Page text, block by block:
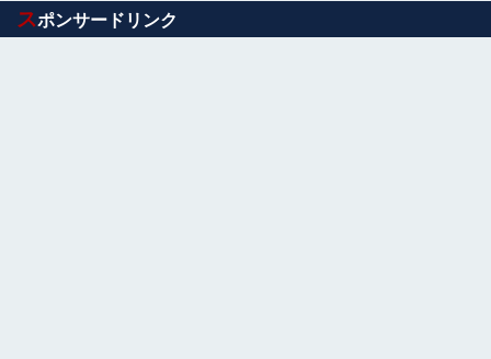
Powered by livedoor 相互RSS
スポンサードリンク